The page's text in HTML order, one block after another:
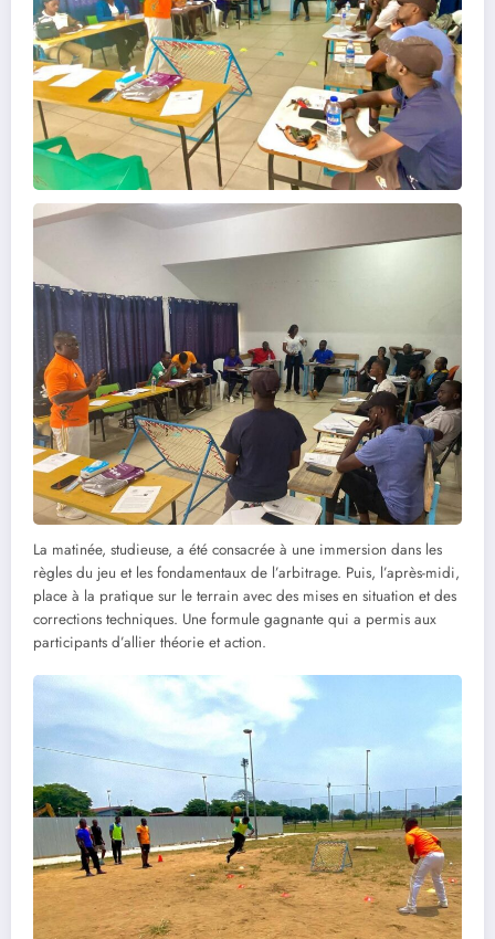
La matinée, studieuse, a été consacrée à une immersion dans les
règles du jeu et les fondamentaux de l’arbitrage. Puis, l’après-midi,
place à la pratique sur le terrain avec des mises en situation et des
corrections techniques. Une formule gagnante qui a permis aux
participants d’allier théorie et action.